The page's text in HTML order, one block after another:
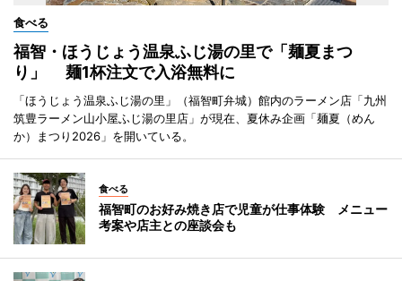
食べる
福智・ほうじょう温泉ふじ湯の里で「麺夏まつ
り」 麺1杯注文で入浴無料に
「ほうじょう温泉ふじ湯の里」（福智町弁城）館内のラーメン店「九州
筑豊ラーメン山小屋ふじ湯の里店」が現在、夏休み企画「麺夏（めん
か）まつり2026」を開いている。
食べる
福智町のお好み焼き店で児童が仕事体験 メニュー
考案や店主との座談会も